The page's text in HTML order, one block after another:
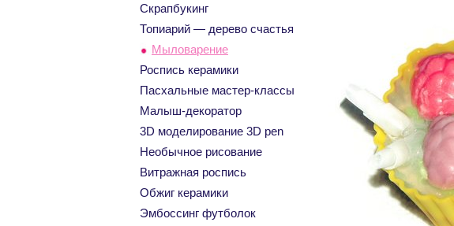
Скрапбукинг
Топиарий — дерево счастья
Мыловарение
Роспись керамики
Пасхальные мастер-классы
Малыш-декоратор
3D моделирование 3D pen
Необычное рисование
Витражная роспись
Обжиг керамики
Эмбоссинг футболок